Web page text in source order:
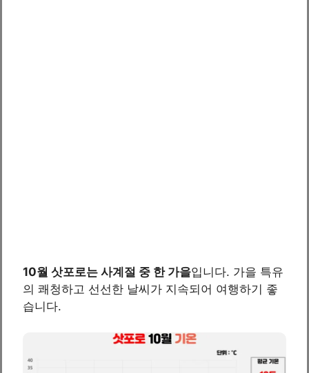
10월 삿포로는 사계절 중 한 가을입니다. 가을 특유
의 쾌청하고 선선한 날씨가 지속되어 여행하기 좋
습니다.